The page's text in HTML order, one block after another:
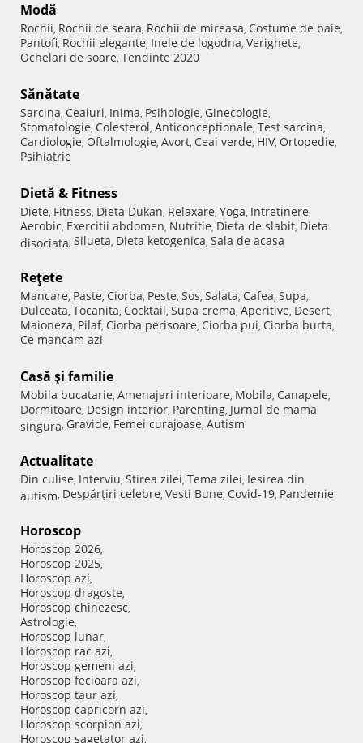
Modă
Rochii, Rochii de seara, Rochii de mireasa, Costume de baie,
Pantofi, Rochii elegante, Inele de logodna, Verighete,
Ochelari de soare, Tendinte 2020
Sănătate
Sarcina, Ceaiuri, Inima, Psihologie, Ginecologie,
Stomatologie, Colesterol, Anticonceptionale, Test sarcina,
Cardiologie, Oftalmologie, Avort, Ceai verde, HIV, Ortopedie,
Psihiatrie
Dietă & Fitness
Diete, Fitness, Dieta Dukan, Relaxare, Yoga, Intretinere,
Aerobic, Exercitii abdomen, Nutritie, Dieta de slabit, Dieta
disociata, Silueta, Dieta ketogenica, Sala de acasa
Reţete
Mancare, Paste, Ciorba, Peste, Sos, Salata, Cafea, Supa,
Dulceata, Tocanita, Cocktail, Supa crema, Aperitive, Desert,
Maioneza, Pilaf, Ciorba perisoare, Ciorba pui, Ciorba burta,
Ce mancam azi
Casă şi familie
Mobila bucatarie, Amenajari interioare, Mobila, Canapele,
Dormitoare, Design interior, Parenting, Jurnal de mama
singura, Gravide, Femei curajoase, Autism
Actualitate
Din culise, Interviu, Stirea zilei, Tema zilei, Iesirea din
autism, Despărţiri celebre, Vesti Bune, Covid-19, Pandemie
Horoscop
Horoscop 2026,
Horoscop 2025,
Horoscop azi,
Horoscop dragoste,
Horoscop chinezesc,
Astrologie,
Horoscop lunar,
Horoscop rac azi,
Horoscop gemeni azi,
Horoscop fecioara azi,
Horoscop taur azi,
Horoscop capricorn azi,
Horoscop scorpion azi,
Horoscop sagetator azi,